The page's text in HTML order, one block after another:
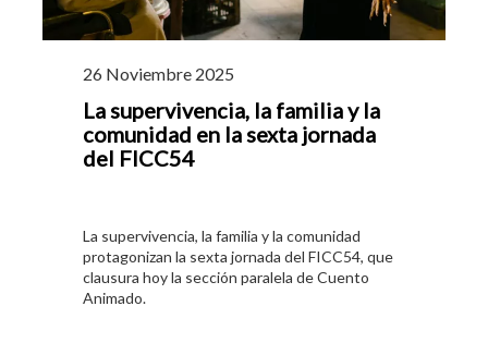
26 Noviembre 2025
La supervivencia, la familia y la
comunidad en la sexta jornada
del FICC54
La supervivencia, la familia y la comunidad
protagonizan la sexta jornada del FICC54, que
clausura hoy la sección paralela de Cuento
Animado.